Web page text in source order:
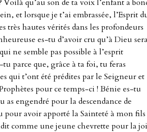
Voilà qu’au son de ta voix l’enfant a
et lorsque je t’ai embrassée, l’Esprit
très hautes vérités dans les profondeurs
es-tu d’avoir cru qu’à Dieu
ne semble pas possible à l’esprit
parce que, grâce à ta foi, tu feras
qui t’ont été prédites par le Seigneur et
pour ce temps-ci ! Bénie es-tu
as engendré pour la descendance de
pour avoir apporté la Sainteté à mon fils
comme une jeune chevrette pour la